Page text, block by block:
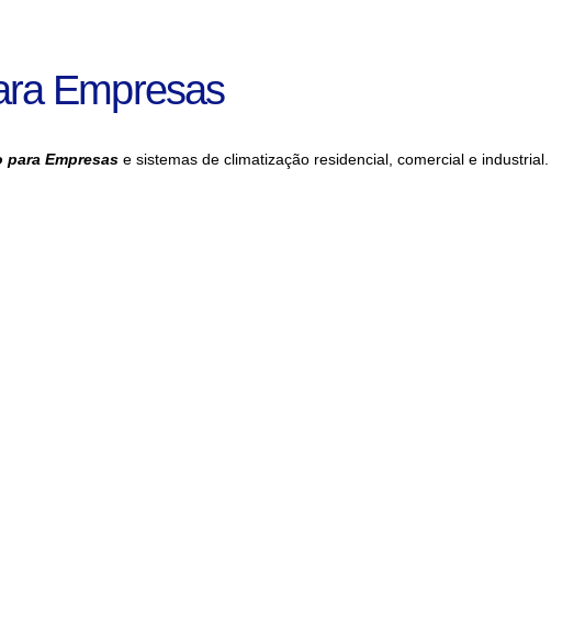
Empresas
para Empresas e sistemas de climatização residencial, comercial e industrial.